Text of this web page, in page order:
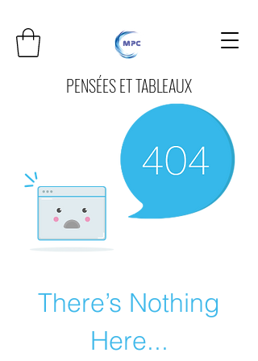
PENSÉES ET TABLEAUX
There’s Nothing
Here...